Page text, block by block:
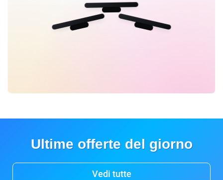
Ultime offerte del giorno
Vedi tutte